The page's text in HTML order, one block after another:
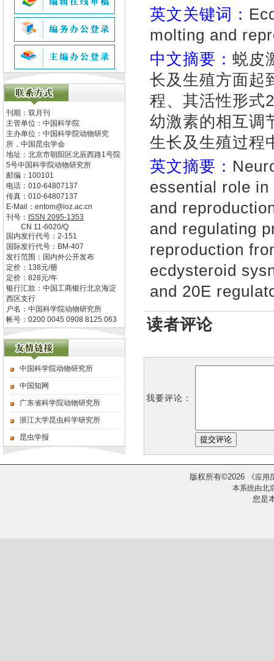
刊期：双月刊
主管单位： 中国科学院
主办单位： 中国科学院动物研究
所，中国昆虫学会
地址： 北京市朝阳区北辰西路1号院
5号中国科学院动物研究所
邮编： 100101
电话： 010-64807137
传真： 010-64807137
E-Mail： entom@ioz.ac.cn
刊号： ISSN 2095-1353
CN 11-6020/Q
国内发行代号： 2-151
国际发行代号： BM-407
发行范围：国内外公开发布
定价： 138元/册
定价： 828元/年
银行汇款：中国工商银行北京海淀
西区支行
户名：中国科学院动物研究所
帐号：0200 0045 0908 8125 063
中国科学院动物研究所
中国知网
广东省科学院动物研究所
浙江大学昆虫科学研究所
昆虫学报
英文关键词：
molting and
中文摘要： 蜕皮
长及生殖方面起
程、其活性形式
幼激素的相互调
生长及生殖过程
英文摘要：
essential role
and
and regulating
reproduction
ecdysteroid
and 20E
读者评论
我要评论：
版权所有©2026 《应用
本系统由北
您是